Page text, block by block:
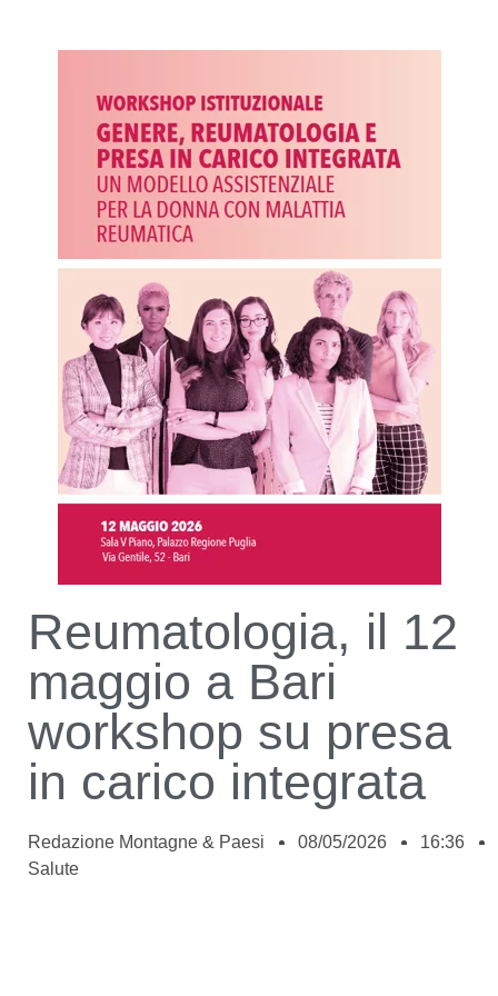
Reumatologia, il 12
maggio a Bari
workshop su presa
in carico integrata
Redazione Montagne & Paesi 08/05/2026
16:36
Salute